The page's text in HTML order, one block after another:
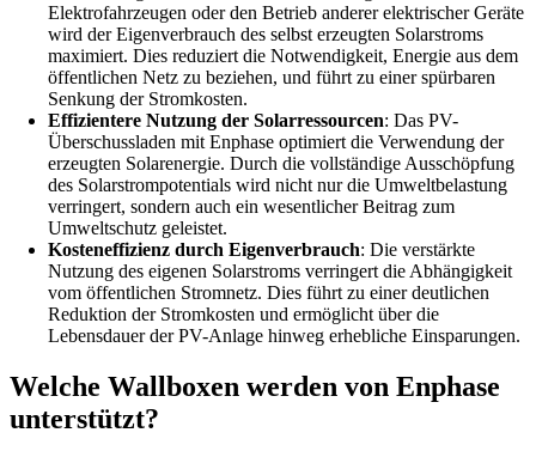
Elektrofahrzeugen oder den Betrieb anderer elektrischer Geräte
wird der Eigenverbrauch des selbst erzeugten Solarstroms
maximiert. Dies reduziert die Notwendigkeit, Energie aus dem
öffentlichen Netz zu beziehen, und führt zu einer spürbaren
Senkung der Stromkosten.
Effizientere Nutzung der Solarressourcen: Das PV-
Überschussladen mit Enphase optimiert die Verwendung der
erzeugten Solarenergie. Durch die vollständige Ausschöpfung
des Solarstrompotentials wird nicht nur die Umweltbelastung
verringert, sondern auch ein wesentlicher Beitrag zum
Umweltschutz geleistet.
Kosteneffizienz durch Eigenverbrauch: Die verstärkte
Nutzung des eigenen Solarstroms verringert die Abhängigkeit
vom öffentlichen Stromnetz. Dies führt zu einer deutlichen
Reduktion der Stromkosten und ermöglicht über die
Lebensdauer der PV-Anlage hinweg erhebliche Einsparungen.
Welche Wallboxen werden von Enphase
unterstützt?